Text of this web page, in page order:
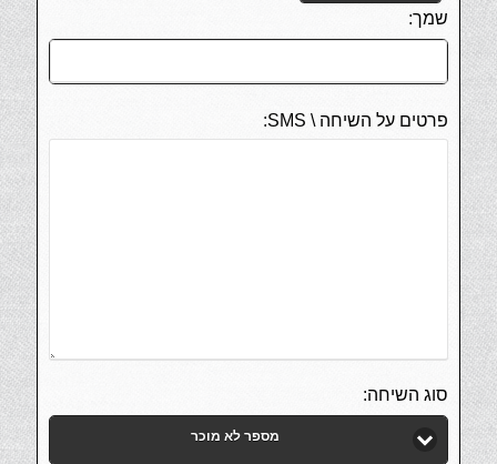
שמך:
פרטים על השיחה \ SMS:
סוג השיחה:
מספר לא מוכר